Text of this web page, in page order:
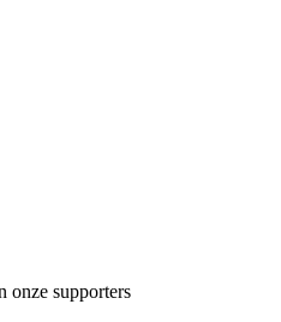
onze supporters